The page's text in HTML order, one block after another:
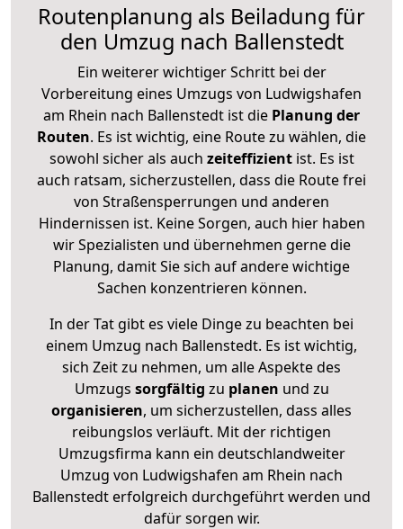
Routenplanung als Beiladung für
den Umzug nach Ballenstedt
Ein weiterer wichtiger Schritt bei der
Vorbereitung eines Umzugs von Ludwigshafen
am Rhein nach Ballenstedt ist die Planung der
Routen. Es ist wichtig, eine Route zu wählen, die
sowohl sicher als auch zeiteffizientist. Es ist
auch ratsam, sicherzustellen, dass die Route frei
von Straßensperrungen und anderen
Hindernissen ist. Keine Sorgen, auch hier haben
wir Spezialisten und übernehmen gerne die
Planung, damit Sie sich auf andere wichtige
Sachen konzentrieren können.
In der Tat gibt es viele Dinge zu beachten bei
einem Umzug nach Ballenstedt. Es ist wichtig,
sich Zeit zu nehmen, um alle Aspekte des
Umzugs sorgfältig zu planen und zu
organisieren, um sicherzustellen, dass alles
reibungslos verläuft. Mit der richtigen
Umzugsfirma kann ein deutschlandweiter
Umzug von Ludwigshafen am Rhein nach
Ballenstedt erfolgreich durchgeführt werden und
dafür sorgen wir.